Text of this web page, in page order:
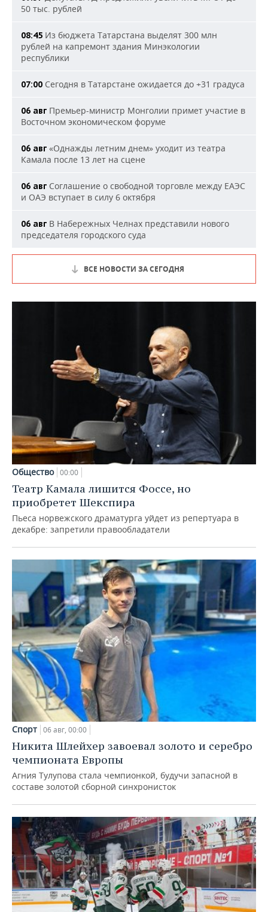
50 тыс. рублей
08:45 Из бюджета Татарстана выделят 300 млн
рублей на капремонт здания Минэкологии
республики
07:00 Сегодня в Татарстане ожидается до +31 градуса
06 авг Премьер-министр Монголии примет участие в
Восточном экономическом форуме
06 авг «Однажды летним днем» уходит из театра
Камала после 13 лет на сцене
06 авг Соглашение о свободной торговле между ЕАЭС
и ОАЭ вступает в силу 6 октября
06 авг В Набережных Челнах представили нового
председателя городского суда
ВСЕ НОВОСТИ ЗА СЕГОДНЯ
Общество 00:00
Театр Камала лишится Фоссе, но
приобретет Шекспира
Пьеса норвежского драматурга уйдет из репертуара в
декабре: запретили правообладатели
Спорт 06 авг, 00:00
Никита Шлейхер завоевал золото и серебро
чемпионата Европы
Агния Тулупова стала чемпионкой, будучи запасной в
составе золотой сборной синхронисток